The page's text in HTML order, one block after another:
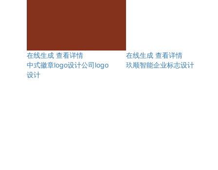
在线生成 查看详情
中式徽章logo设计公司logo
设计
在线生成 查看详情
玖顺智能企业标志设计